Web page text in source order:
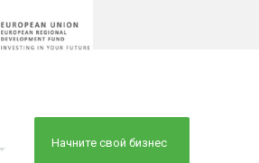
Начните свой бизнес